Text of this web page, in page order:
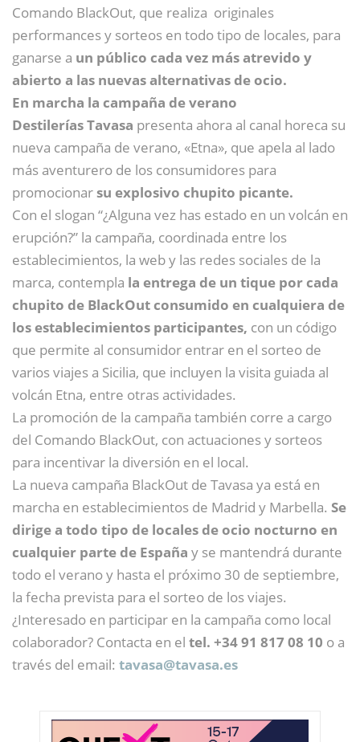
Comando BlackOut, que realiza originales
performances y sorteos en todo tipo de locales, para
ganarse a un público cada vez más atrevido y
abierto a las nuevas alternativas de ocio.
En marcha la campaña de verano
Destilerías Tavasa presenta ahora al canal horeca su
nueva campaña de verano, «Etna», que apela al lado
más aventurero de los consumidores para
promocionarsu explosivo chupito picante.
Con el slogan “¿Alguna vez has estado en un volcán en
erupción?” la campaña, coordinada entre los
establecimientos, la web y las redes sociales de la
marca, contempla la entrega de un tique por cada
chupito de BlackOut consumido en cualquiera de
los establecimientos participantes, con un código
que permite al consumidor entrar en el sorteo de
varios viajes a Sicilia, que incluyen la visita guiada al
volcán Etna, entre otras actividades.
La promoción de la campaña también corre a cargo
del Comando BlackOut, con actuaciones y sorteos
para incentivar la diversión en el local.
La nueva campaña BlackOut de Tavasa ya está en
marcha en establecimientos de Madrid y Marbella. Se
dirige a todo tipo de locales de ocio nocturno en
cualquier parte de España y se mantendrá durante
todo el verano y hasta el próximo 30 de septiembre,
la fecha prevista para el sorteo de los viajes.
¿Interesado en participar en la campaña como local
colaborador? Contacta en el tel. +34 91 817 08 10 o a
través del email: tavasa@tavasa.es